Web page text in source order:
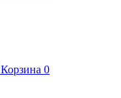
Корзина 0